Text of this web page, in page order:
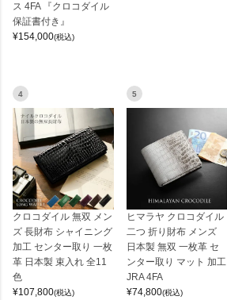
ス 4FA 『クロコダイル
保証書付き』
¥154,000(税込)
4
クロコダイル 無双 メン
ズ 長財布 シャイニング
加工 センター取り 一枚
革 日本製 束入れ 全11
色
¥107,800(税込)
5
ヒマラヤ クロコダイル
二つ 折り財布 メンズ
日本製 無双 一枚革 セ
ンター取り マット 加工
JRA 4FA
¥74,800(税込)